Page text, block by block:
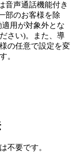
音声通話機能付き
部のお客様を除
用が対象外とな
さい)。また、導
の任意で設定を変
。
不要です。